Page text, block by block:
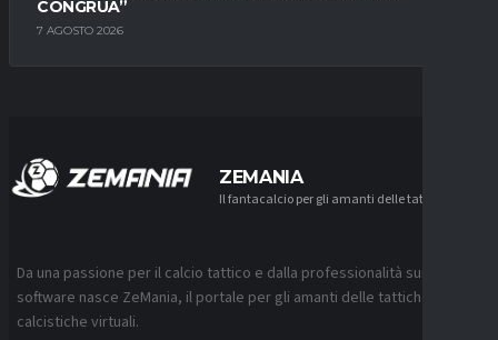
CONGRUA”
7 AGOSTO 2026
ZEMANIA
Il fantacalcio per gli amanti delle tattiche
Da una passione per il calcio tattico e dalla professionalità sui
software nasce ZeMania, il portale per gli amanti delle tattiche
calcistiche virtuali.